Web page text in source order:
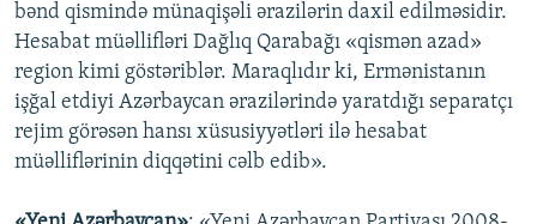
bənd qismində münaqişəli ərazilərin daxil edilməsidir.
Hesabat müəllifləri Dağlıq Qarabağı «qismən azad»
region kimi göstəriblər. Maraqlıdır ki, Ermənistanın
işğal etdiyi Azərbaycan ərazilərində yaratdığı separatçı
rejim görəsən hansı xüsusiyyətləri ilə hesabat
müəlliflərinin diqqətini cəlb edib».